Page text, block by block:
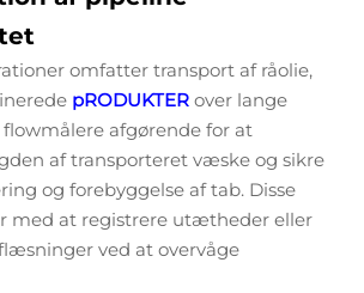
omfatter transport af råolie,
pRODUKTER over lange
flowmålere afgørende for at
af transporteret væske og sikre
og forebyggelse af tab. Disse
med at registrere utætheder eller
ved at overvåge